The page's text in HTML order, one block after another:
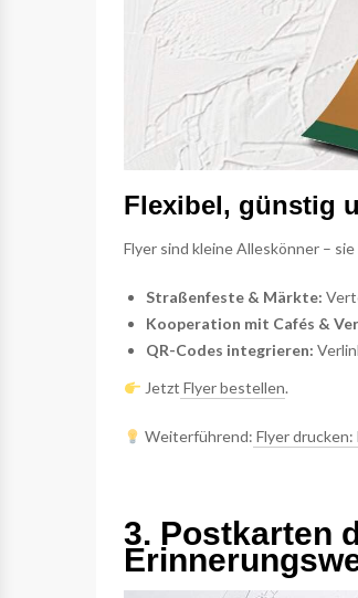
Flexibel, günstig
Flyer sind kleine Alleskönner –
Straßenfeste & Märkte:
Kooperation mit Cafés &
QR-Codes integrieren:
Jetzt Flyer bestellen.
Weiterführend: Flyer
3. Postkarten